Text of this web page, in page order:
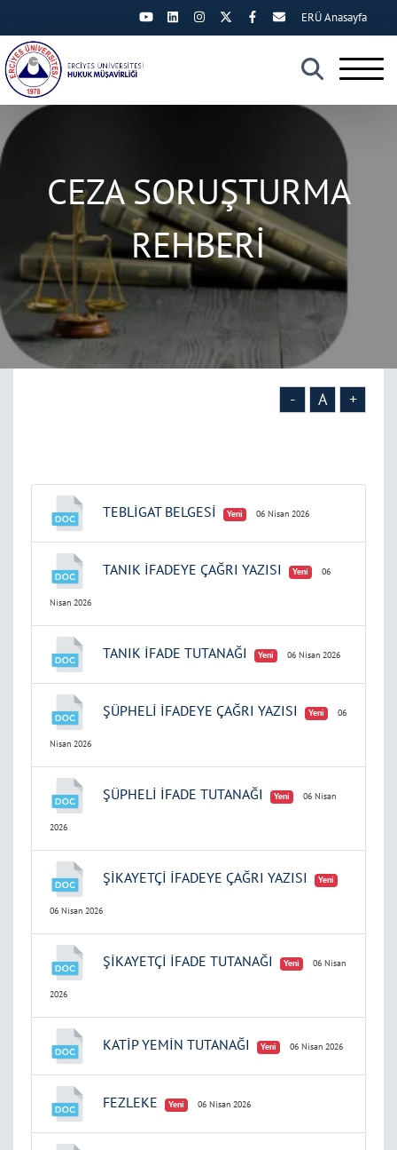
×
ERÜ Anasayfa
CEZA SORUŞTURMA
REHBERİ
- A +
TEBLİGAT BELGESİ Yeni 06 Nisan 2026
TANIK İFADEYE ÇAĞRI YAZISI Yeni 06
Nisan 2026
TANIK İFADE TUTANAĞI Yeni 06 Nisan 2026
ŞÜPHELİ İFADEYE ÇAĞRI YAZISI Yeni 06
Nisan 2026
ŞÜPHELİ İFADE TUTANAĞI Yeni 06 Nisan
2026
ŞİKAYETÇİ İFADEYE ÇAĞRI YAZISI Yeni
06 Nisan 2026
ŞİKAYETÇİ İFADE TUTANAĞI Yeni 06 Nisan
2026
KATİP YEMİN TUTANAĞI Yeni 06 Nisan 2026
FEZLEKE Yeni 06 Nisan 2026